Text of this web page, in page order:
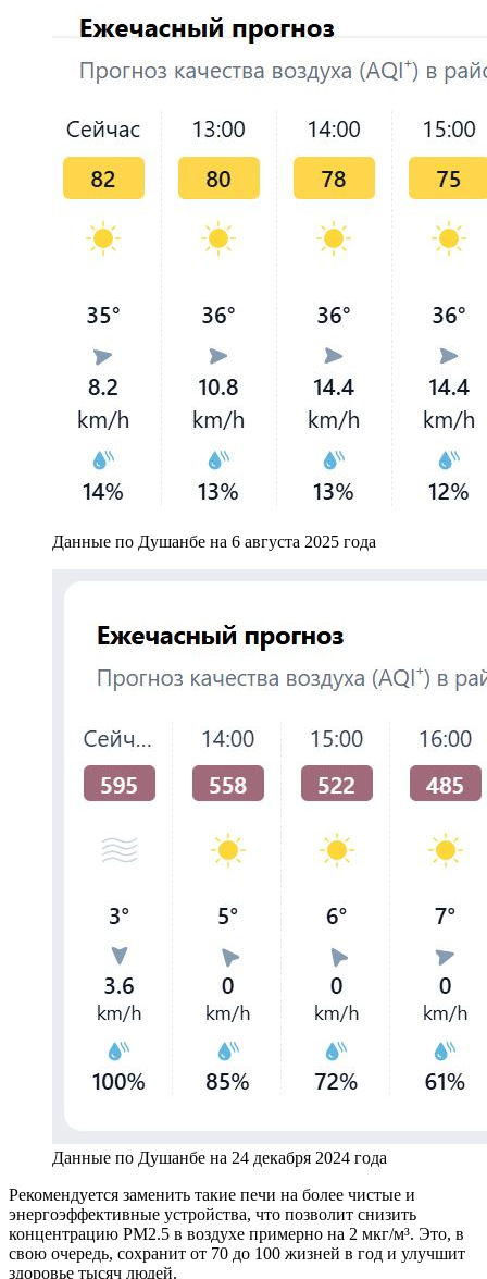
Данные по Душанбе на 6 августа 2025 года
Данные по Душанбе на 24 декабря 2024 года
Рекомендуется заменить такие печи на более чистые и
энергоэффективные устройства, что позволит снизить
концентрацию PM2.5 в воздухе примерно на 2 мкг/м³. Это, в
свою очередь, сохранит от 70 до 100 жизней в год и улучшит
здоровье тысяч людей.